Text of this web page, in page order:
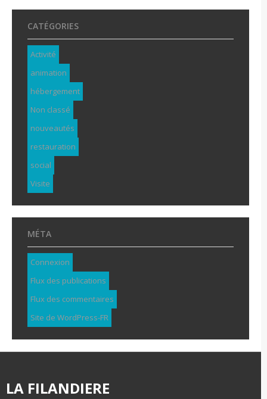
CATÉGORIES
Activité
animation
hébergement
Non classé
nouveautés
restauration
social
Visite
MÉTA
Connexion
Flux des publications
Flux des commentaires
Site de WordPress-FR
LA FILANDIERE